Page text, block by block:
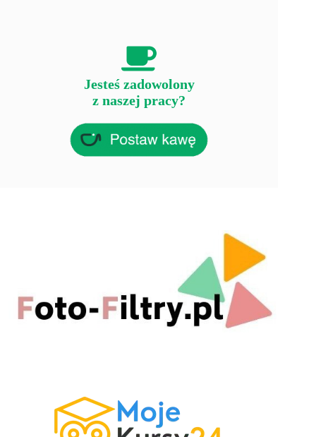
Jesteś zadowolony
z naszej pracy?